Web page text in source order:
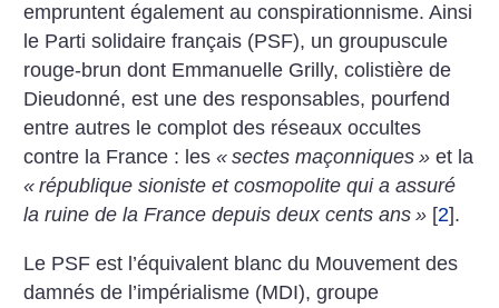
empruntent également au conspirationnisme. Ainsi
le Parti solidaire français (PSF), un groupuscule
rouge-brun dont Emmanuelle Grilly, colistière de
Dieudonné, est une des responsables, pourfend
entre autres le complot des réseaux occultes
contre la France : les« sectes maçonniques » et la
« république sioniste et cosmopolite qui a assuré
la ruine de la France depuis deux cents ans » [2].
Le PSF est l’équivalent blanc du Mouvement des
damnés de l’impérialisme (MDI), groupe